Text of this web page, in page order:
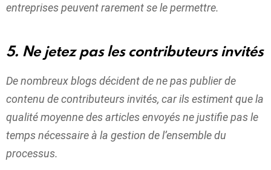
entreprises peuvent rarement se le permettre.
5. Ne jetez pas les contributeurs invités
De nombreux blogs décident de ne pas publier de
contenu de contributeurs invités, car ils estiment que la
qualité moyenne des articles envoyés ne justifie pas le
temps nécessaire à la gestion de l’ensemble du
processus.